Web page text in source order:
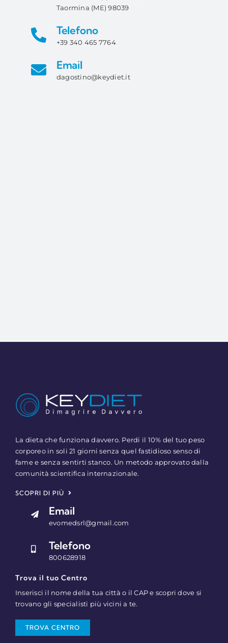
Taormina (ME) 98039
Telefono
+39 340 465 7764
Email
dagostino@keydiet.it
La dieta che funziona davvero. Perdi il 10% del tuo peso
corporeo in soli 21 giorni senza quel fastidioso senso di
fame e senza sentirti stanco. Un metodo approvato dalla
comunità scientifica internazionale.
SCOPRI DI PIÙ
Email
evomedsrl@gmail.com
Telefono
800628918
Trova il tuo Centro
Inserisci il nome della tua città o il CAP e scopri dove si
trovano gli specialisti più vicini a te.
TROVA CENTRO